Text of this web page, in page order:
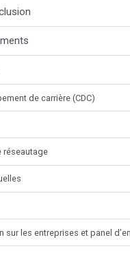
de carrière (CDC)
réseautage
sur les entreprises et panel